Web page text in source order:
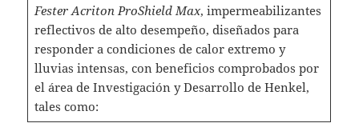
Fester Acriton ProShield Max, impermeabilizantes
reflectivos de alto desempeño, diseñados para
responder a condiciones de calor extremo y
lluvias intensas, con beneficios comprobados por
el área de Investigación y Desarrollo de Henkel,
tales como: